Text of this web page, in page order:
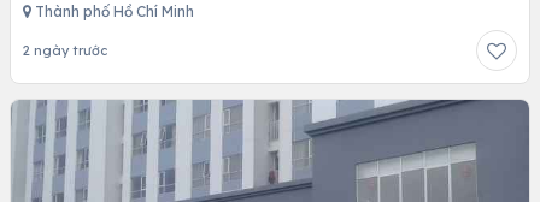
Thành phố Hồ Chí Minh
2 ngày trước